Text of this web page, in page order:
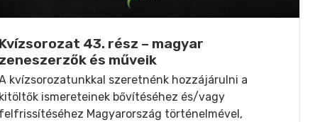
Kvízsorozat 43. rész – magyar
zeneszerzők és műveik
kvízsorozatunkkal szeretnénk hozzájárulni a
kitöltők ismereteinek bővítéséhez és/vagy
felfrissítéséhez Magyarország történelmével,